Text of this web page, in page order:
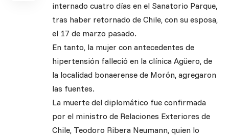
internado cuatro días en el Sanatorio Parque,
tras haber retornado de Chile, con su esposa,
el 17 de marzo pasado.
En tanto, la mujer con antecedentes de
hipertensión falleció en la clínica Agüero, de
la localidad bonaerense de Morón, agregaron
las fuentes.
La muerte del diplomático fue confirmada
por el ministro de Relaciones Exteriores de
Chile, Teodoro Ribera Neumann, quien lo